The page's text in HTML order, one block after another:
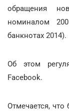
обращения
номиналом
банкнотах 2014).
Об этом
Facebook.
Отмечается,